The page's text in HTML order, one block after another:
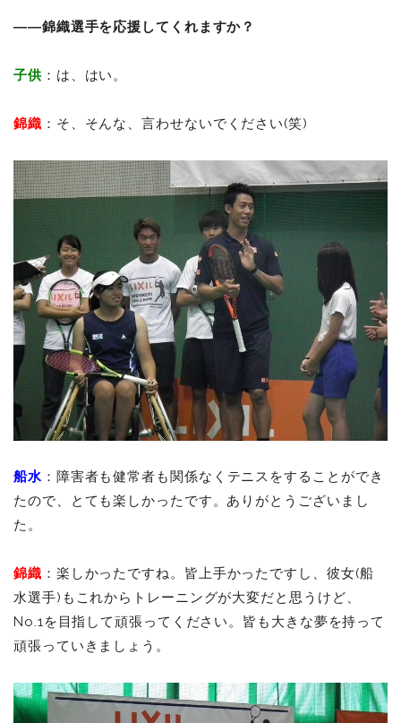
――錦織選手を応援してくれますか？
子供：は、はい。
錦織 ：そ、そんな、言わせないでください(笑)
船水：障害者も健常者も関係なくテニスをすることができ
たので、とても楽しかったです。ありがとうございまし
た。
錦織 ：楽しかったですね。皆上手かったですし、彼女(船
水選手)もこれからトレーニングが大変だと思うけど、
No.1を目指して頑張ってください。皆も大きな夢を持って
頑張っていきましょう。